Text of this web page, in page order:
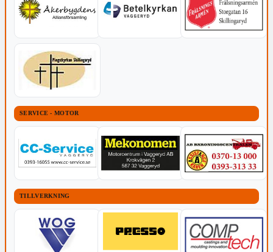
SERVICE - MOTOR
TILLVERKNING